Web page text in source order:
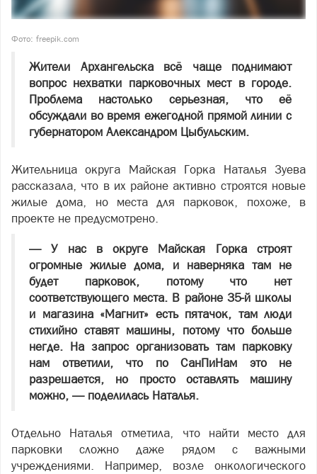
Фото: freepik.com
Жители Архангельска всё чаще поднимают
вопрос нехватки парковочных мест в городе.
Проблема настолько серьезная, что её
обсуждали во время ежегодной прямой линии с
губернатором Александром Цыбульским.
Жительница округа Майская Горка Наталья Зуева
рассказала, что в их районе активно строятся новые
жилые дома, но места для парковок, похоже, в
проекте не предусмотрено.
— У нас в округе Майская Горка строят
огромные жилые дома, и наверняка там не
будет парковок, потому что нет
соответствующего места. В районе 35-й школы
и магазина «Магнит» есть пятачок, там люди
стихийно ставят машины, потому что больше
негде. На запрос организовать там парковку
нам ответили, что по СанПиНам это не
разрешается, но просто оставлять машину
можно, — поделилась Наталья.
Отдельно Наталья отметила, что найти место для
парковки сложно даже рядом с важными
учреждениями. Например, возле онкологического